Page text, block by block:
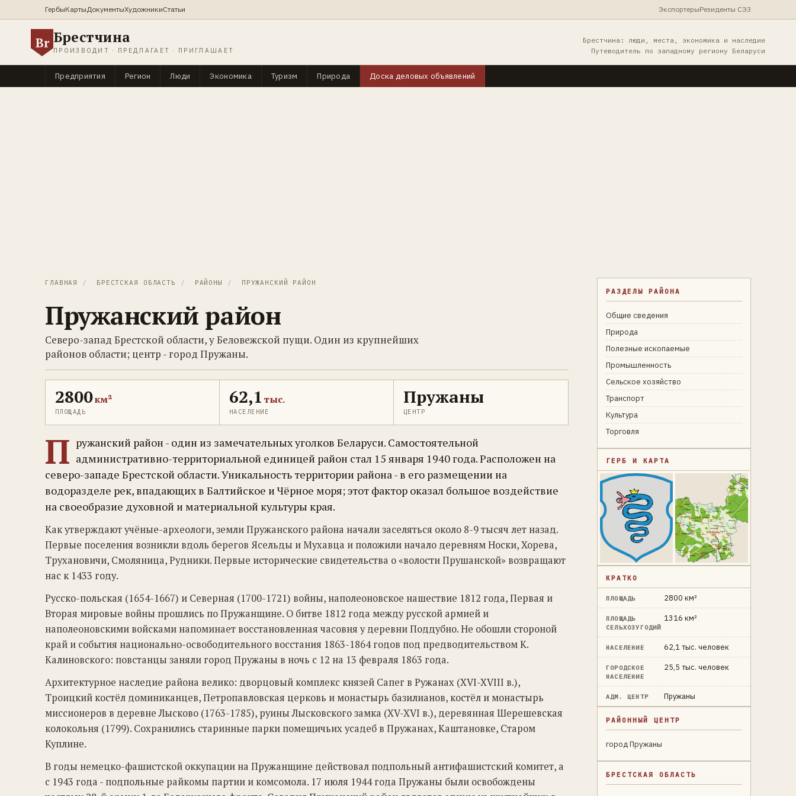
ГербыКартыДокументыХудожникиСтатьи ЭкспортерыРезиденты СЭЗ
Br Брестчина
ПРОИЗВОДИТ · ПРЕДЛАГАЕТ · ПРИГЛАШАЕТ
Брестчина: люди, места, экономика и наследие
Путеводитель по западному региону Беларуси
Предприятия Регион Люди Экономика Туризм Природа Доска деловых объявлений
ГЛАВНАЯ / БРЕСТСКАЯ ОБЛАСТЬ / РАЙОНЫ / ПРУЖАНСКИЙ РАЙОН
Пружанский район
Северо-запад Брестской области, у Беловежской пущи. Один из крупнейших
районов области; центр - город Пружаны.
2800км²
ПЛОЩАДЬ
62,1 тыс.
НАСЕЛЕНИЕ
Пружаны
ЦЕНТР
П ружанский район - один из замечательных уголков Беларуси. Самостоятельной
административно-территориальной единицей район стал 15 января 1940 года. Расположен на
северо-западе Брестской области. Уникальность территории района - в его размещении на
водоразделе рек, впадающих в Балтийское и Чёрное моря; этот фактор оказал большое воздействие
на своеобразие духовной и материальной культуры края.
Как утверждают учёные-археологи, земли Пружанского района начали заселяться около 8-9 тысяч лет назад.
Первые поселения возникли вдоль берегов Ясельды и Мухавца и положили начало деревням Носки, Хорева,
Трухановичи, Смоляница, Рудники. Первые исторические свидетельства о «волости Прушанской» возвращают
нас к 1433 году.
Русско-польская (1654-1667) и Северная (1700-1721) войны, наполеоновское нашествие 1812 года, Первая и
Вторая мировые войны прошлись по Пружанщине. О битве 1812 года между русской армией и
наполеоновскими войсками напоминает восстановленная часовня у деревни Поддубно. Не обошли стороной
край и события национально-освободительного восстания 1863-1864 годов под предводительством К.
Калиновского: повстанцы заняли город Пружаны в ночь с 12 на 13 февраля 1863 года.
Архитектурное наследие района велико: дворцовый комплекс князей Сапег в Ружанах (XVI-XVIII в.),
Троицкий костёл доминиканцев, Петропавловская церковь и монастырь базилианов, костёл и монастырь
миссионеров в деревне Лысково (1763-1785), руины Лысковского замка (XV-XVI в.), деревянная Шерешевская
колокольня (1799). Сохранились старинные парки помещичьих усадеб в Пружанах, Каштановке, Старом
Куплине.
В годы немецко-фашистской оккупации на Пружанщине действовал подпольный антифашистский комитет, а
с 1943 года - подпольные райкомы партии и комсомола. 17 июля 1944 года Пружаны были освобождены
РАЗДЕЛЫ РАЙОНА
Общие сведения
Природа
Полезные ископаемые
Промышленность
Сельское хозяйство
Транспорт
Культура
Торговля
ГЕРБ И КАРТА
КРАТКО
ПЛОЩАДЬ 2800 км²
ПЛОЩАДЬ
СЕЛЬХОЗУГОДИЙ
1316 км²
НАСЕЛЕНИЕ 62,1 тыс. человек
ГОРОДСКОЕ
НАСЕЛЕНИЕ
25,5 тыс. человек
АДМ. ЦЕНТР Пружаны
РАЙОННЫЙ ЦЕНТР
город Пружаны
БРЕСТСКАЯ ОБЛАСТЬ